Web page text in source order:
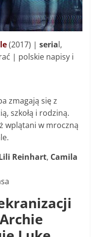
(2017) |serial,
| polskie napisy i
zmagają się z
szkołą i rodziną.
wplątani w mroczną
Reinhart, Camila